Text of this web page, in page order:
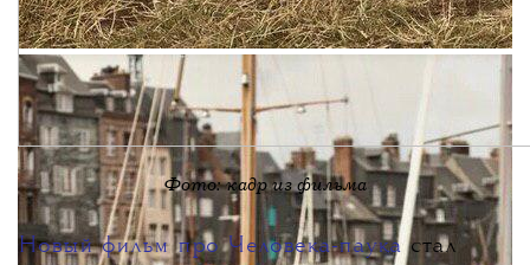
Фото: кадр из фильма
Новый фильм про Человека-паукастал